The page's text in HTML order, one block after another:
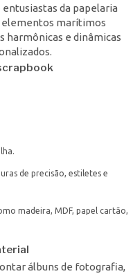
da papelaria
elementos marítimos
harmônicas e dinâmicas
de precisão, estiletes e
madeira, MDF, papel cartão,
álbuns de fotografia,